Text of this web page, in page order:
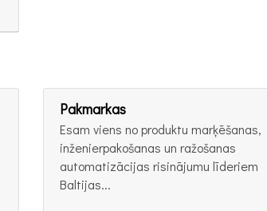
Pakmarkas
Esam viens no produktu marķēšanas,
inženierpakošanas un ražošanas
automatizācijas risinājumu līderiem
Baltijas...